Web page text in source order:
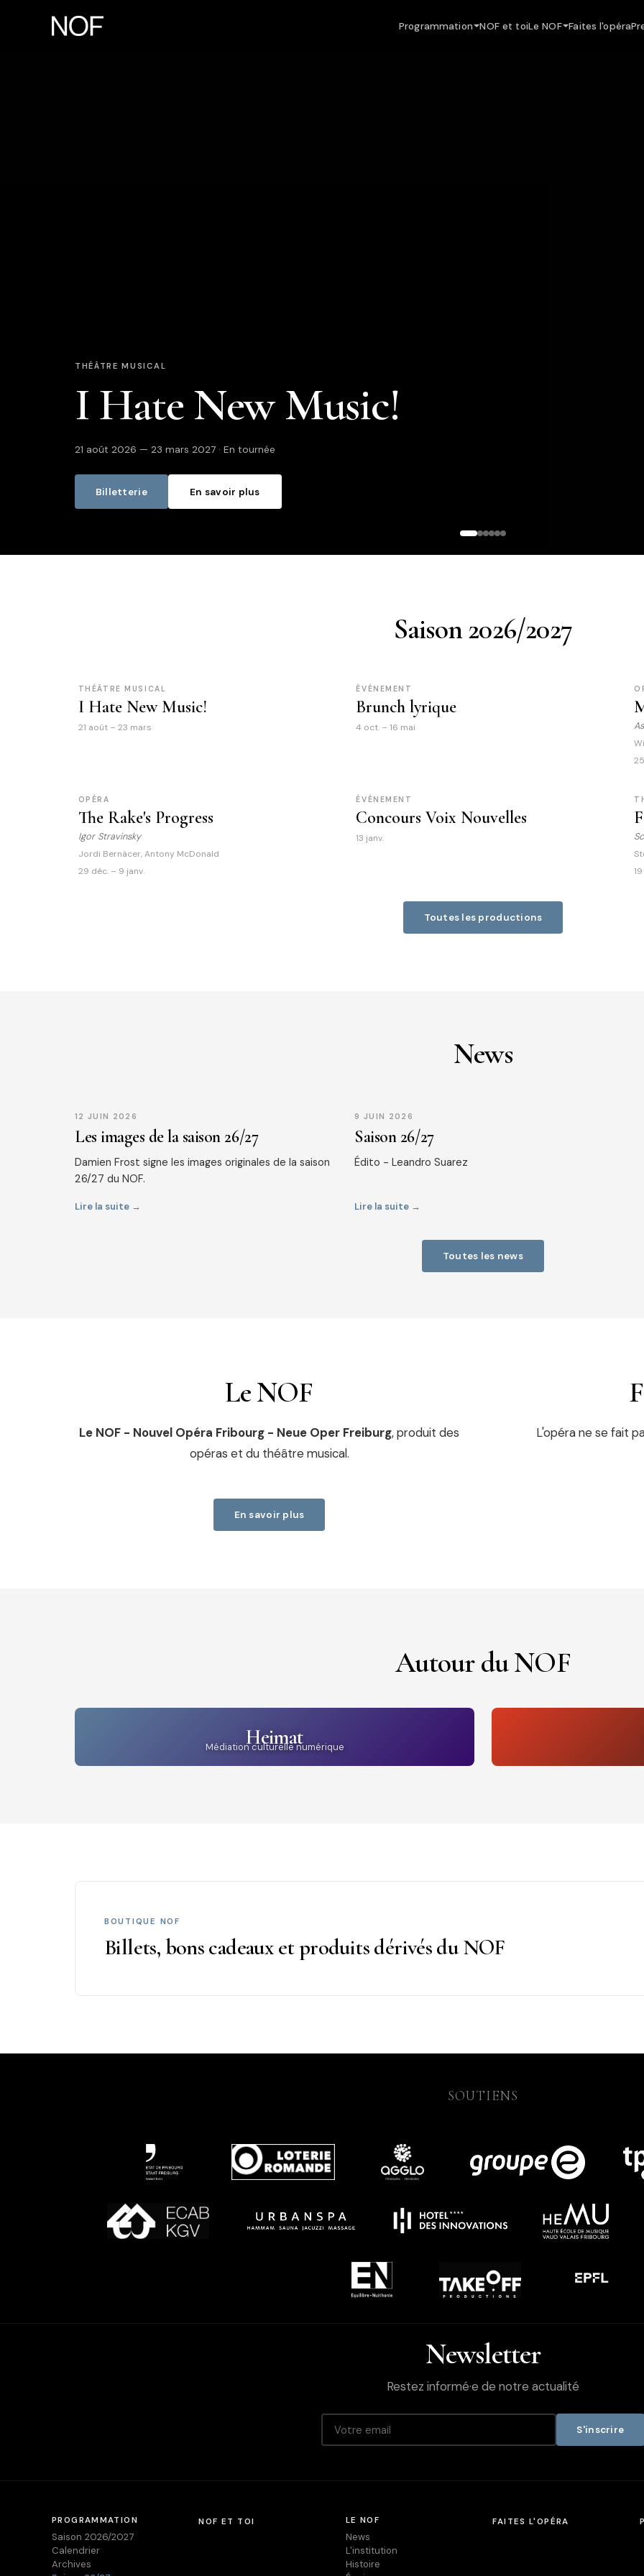
Programmation NOF et toiLe NOF Faites l'opéra
THÉÂTRE MUSICAL
I Hate New Music!
21 août 2026 — 23 mars 2027 · En tournée
Billetterie En savoir plus
Saison 2026/2027
THÉÂTRE MUSICAL
I Hate New Music!
21 août – 23 mars
ÉVÉNEMENT
Brunch lyrique
4 oct. – 16 mai
OPÉRA
The Rake's Progress
Igor Stravinsky
Jordi Bernàcer, Antony McDonald
29 déc. – 9 janv.
ÉVÉNEMENT
Concours Voix Nouvelles
13 janv.
Toutes les productions
News
12 JUIN 2026
Les images de la saison 26/27
Damien Frost signe les images originales de la saison
26/27 du NOF.
Lire la suite →
9 JUIN 2026
Saison 26/27
Édito - Leandro Suarez
Lire la suite →
Toutes les news
Le NOF
Le NOF - Nouvel Opéra Fribourg - Neue Oper Freiburg, produit des
opéras et du théâtre musical.
En savoir plus
L'opéra ne se fait
Autour du NOF
Heimat
Médiation culturelle numérique
BOUTIQUE NOF
Billets, bons cadeaux et produits dérivés du NOF
SOUTIENS
Newsletter
Restez informé·e de notre actualité
S'inscrire
PROGRAMMATION
Saison 2026/2027
Calendrier
Archives
NOF ET TOI LE NOF
News
L'institution
Histoire
FAITES L'OPÉRA